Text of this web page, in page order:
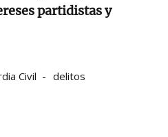
partidistas y
Civil delitos